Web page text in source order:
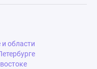
области